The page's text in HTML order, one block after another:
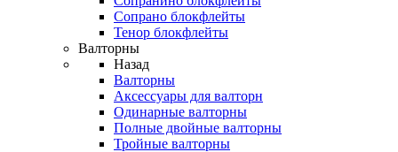
Сопрано блокфлейты
Тенор блокфлейты
Валторны
Назад
Валторны
Аксессуары для валторн
Одинарные валторны
Полные двойные валторны
Тройные валторны